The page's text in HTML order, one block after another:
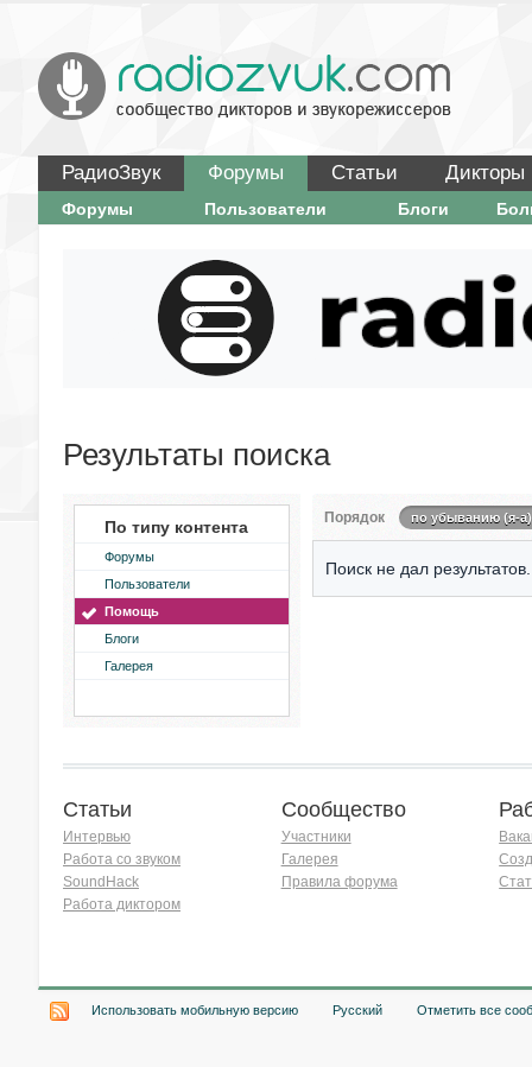
РадиоЗвук Форумы Статьи Дикторы
Форумы Пользователи Блоги
Результаты поиска
По типу контента
Форумы
Пользователи
Помощь
Блоги
Галерея
Порядок по убыванию (я-а)
Поиск не дал результатов.
Статьи
Интервью
Работа со звуком
SoundHack
Работа диктором
Сообщество
Участники
Галерея
Правила форума
Использовать мобильную версию Русский Отметить все